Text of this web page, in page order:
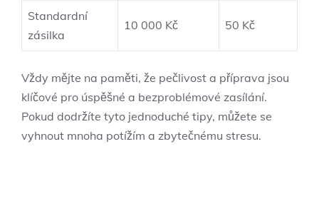
Standardní
zásilka
10 000 Kč 50 Kč
Vždy mějte na paměti, že pečlivost a příprava jsou
klíčové pro úspěšné a bezproblémové zasílání.
Pokud dodržíte tyto jednoduché tipy, můžete se
vyhnout mnoha potížím a zbytečnému stresu.